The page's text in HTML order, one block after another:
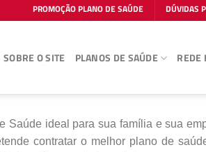
PROMOÇÃO PLANO DE SAÚDE DÚVIDAS
SOBRE O SITE PLANOS DE SAÚDE REDE
Saúde ideal para sua família e sua
contratar o melhor plano de